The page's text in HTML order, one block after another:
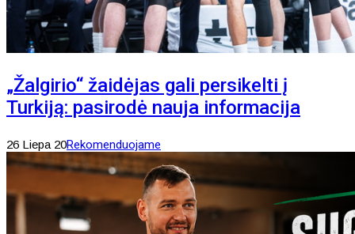
„Žalgirio“ žaidėjas gali persikelti į
Turkiją: pasirodė nauja informacija
26 Liepa 20Rekomenduojame